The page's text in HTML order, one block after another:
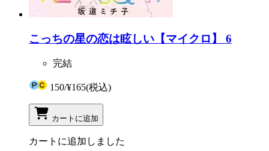
こっちの星の恋は眩しい【マイクロ】 6
完結
150/¥165(税込)
カートに追加
カートに追加しました